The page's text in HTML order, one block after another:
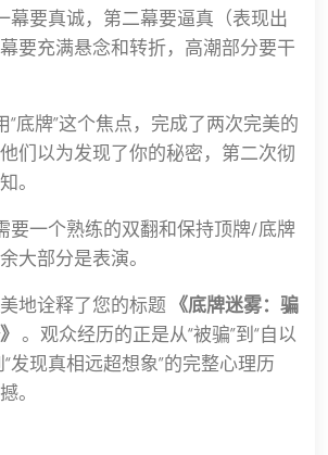
幕要真诚，第二幕要逼真（表现出
要充满悬念和转折，高潮部分要干
“底牌”这个焦点，完成了两次完美的
们以为发现了你的秘密，第二次彻
。
要一个熟练的双翻和保持顶牌/底牌
大部分是表演。
地诠释了您的标题 《底牌迷雾：骗
。观众经历的正是从“被骗”到“自以
发现真相远超想象”的完整心理历
。